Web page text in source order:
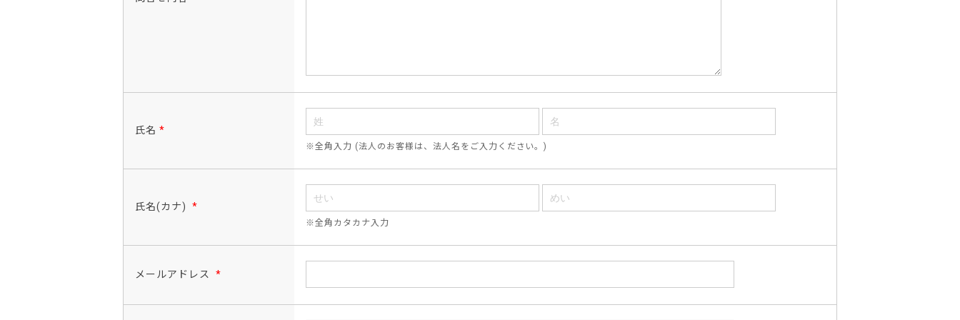
氏名 *
※全角入力 (法人のお客様は、法人名をご入力ください。)
氏名(カナ) *
※全角カタカナ入力
メールアドレス *